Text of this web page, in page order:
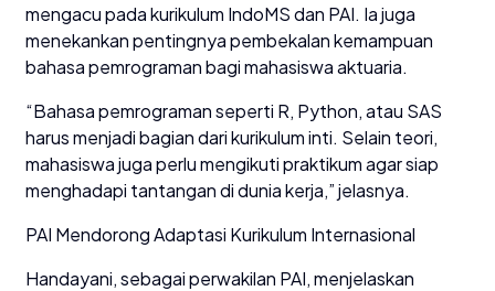
mengacu pada kurikulum IndoMS dan PAI. Ia juga
menekankan pentingnya pembekalan kemampuan
bahasa pemrograman bagi mahasiswa aktuaria.
“Bahasa pemrograman seperti R, Python, atau SAS
harus menjadi bagian dari kurikulum inti. Selain teori,
mahasiswa juga perlu mengikuti praktikum agar siap
menghadapi tantangan di dunia kerja,” jelasnya.
PAI Mendorong Adaptasi Kurikulum Internasional
Handayani, sebagai perwakilan PAI, menjelaskan